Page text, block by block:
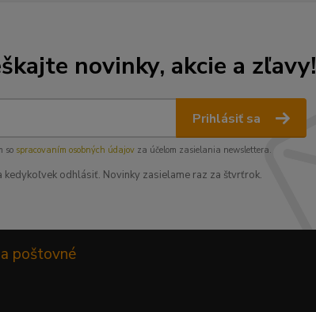
novinky, akcie a zľavy!
Prihlásiť sa
so spracovaním osobných údajovza účelom zasielania newslettera.
kedykoľvek odhlásiť. Novinky zasielame raz za štvrťrok.
poštovné